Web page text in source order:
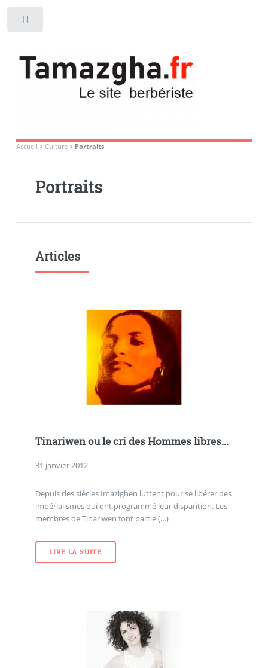
Accueil > Culture> Portraits
Portraits
Articles
Tinariwen ou le cri des Hommes libres...
31 janvier 2012
Depuis des siècles Imazighen luttent pour se libérer des
impérialismes qui ont programmé leur disparition. Les
membres de Tinariwen font partie (…)
LIRE LA SUITE